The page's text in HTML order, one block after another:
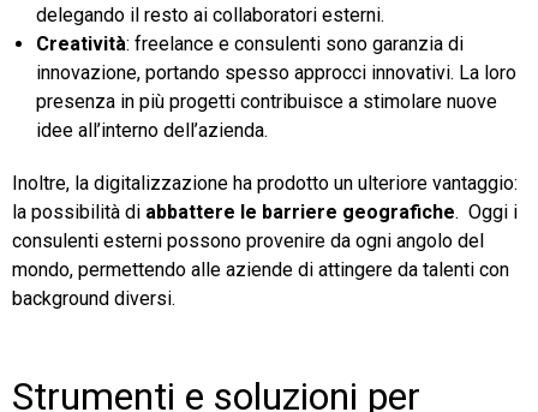
delegando il resto ai collaboratori esterni.
Creatività: freelance e consulenti sono garanzia di
innovazione, portando spesso approcci innovativi. La loro
presenza in più progetti contribuisce a stimolare nuove
idee all’interno dell’azienda.
Inoltre, la digitalizzazione ha prodotto un ulteriore vantaggio:
la possibilità di abbattere le barriere geografiche. Oggi i
consulenti esterni possono provenire da ogni angolo del
mondo, permettendo alle aziende di attingere da talenti con
background diversi.
Strumenti e soluzioni per